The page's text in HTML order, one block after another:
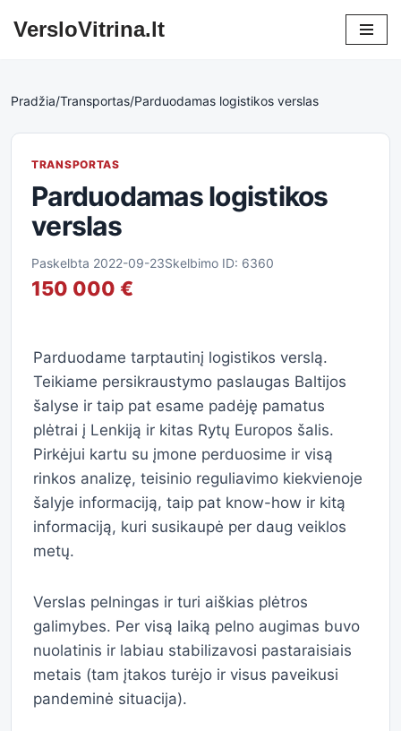
VersloVitrina.lt
Pradžia/Transportas/Parduodamas logistikos verslas
TRANSPORTAS
Parduodamas logistikos
verslas
Paskelbta 2022-09-23Skelbimo ID: 6360
150 000 €
Parduodame tarptautinį logistikos verslą.
Teikiame persikraustymo paslaugas Baltijos
šalyse ir taip pat esame padėję pamatus
plėtrai į Lenkiją ir kitas Rytų Europos šalis.
Pirkėjui kartu su įmone perduosime ir visą
rinkos analizę, teisinio reguliavimo kiekvienoje
šalyje informaciją, taip pat know-how ir kitą
informaciją, kuri susikaupė per daug veiklos
metų.
Verslas pelningas ir turi aiškias plėtros
galimybes. Per visą laiką pelno augimas buvo
nuolatinis ir labiau stabilizavosi pastaraisiais
metais (tam įtakos turėjo ir visus paveikusi
pandeminė situacija).